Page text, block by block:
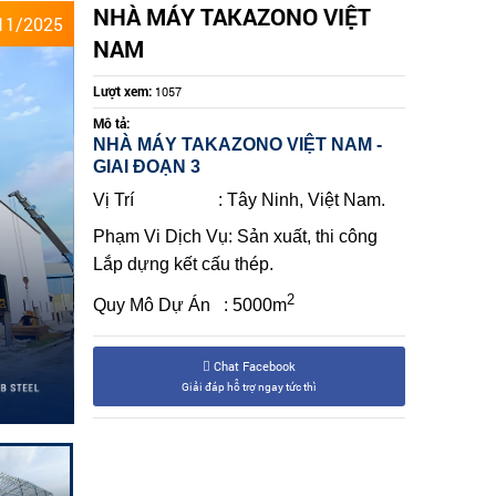
2025
NHÀ MÁY TAKAZONO VIỆT
NAM
Lượt xem:1057
Mô tả:
NHÀ MÁY TAKAZONO VIỆT NAM -
GIAI ĐOẠN 3
Vị Trí : Tây Ninh, Việt Nam.
Phạm Vi Dịch Vụ: Sản xuất, thi công
Lắp dựng kết cấu thép.
Quy Mô Dự Án : 5000m2
Chat Facebook
Giải đáp hỗ trợ ngay tức thì